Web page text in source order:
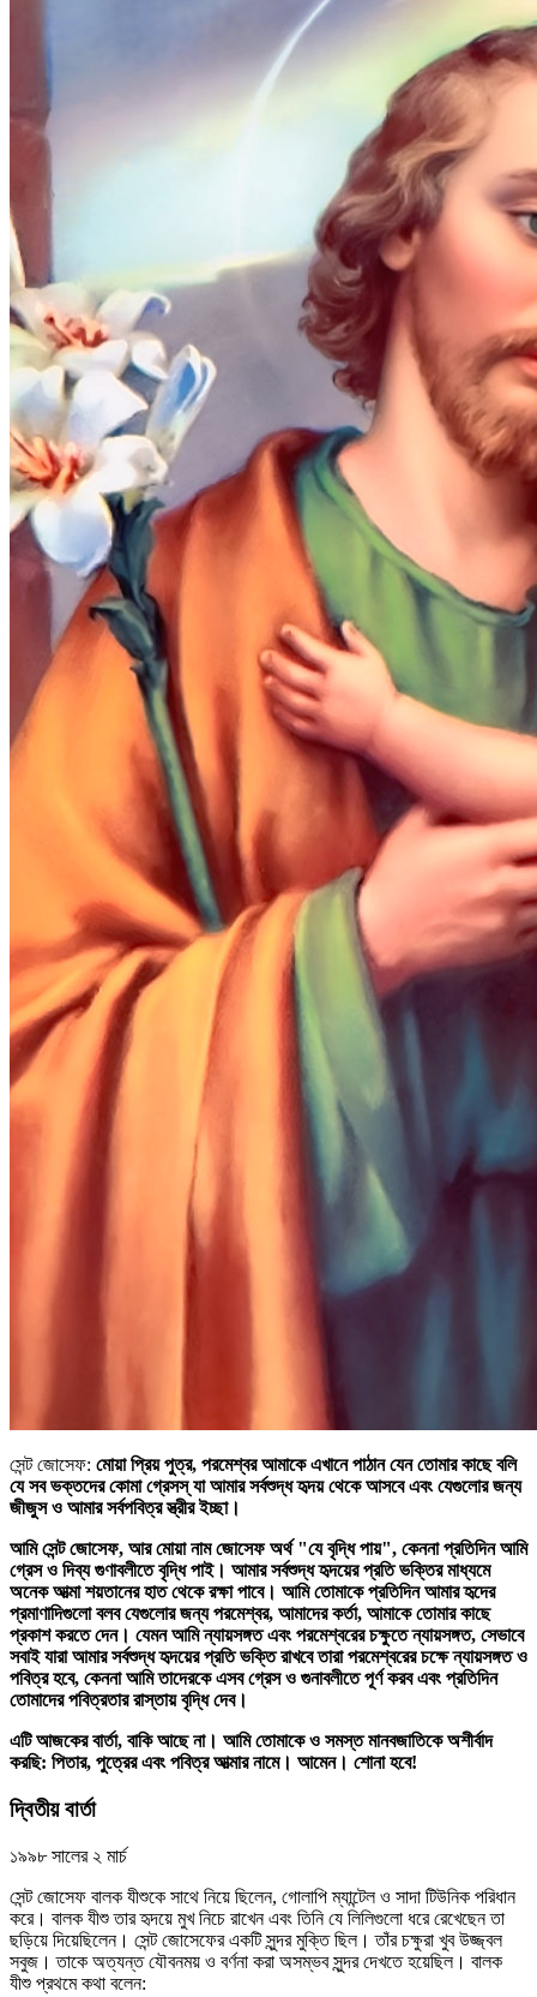
সেন্ট জোসেফ: মোয়া প্রিয় পুত্র, পরমেশ্বর আমাকে এখানে পাঠান যেন তোমার কাছে বলি
যে সব ভক্তদের কোমা গ্রেসস্‌ যা আমার সর্বশুদ্ধ হৃদয় থেকে আসবে এবং যেগুলোর জন্য
জীজুস ও আমার সর্বপবিত্র স্ত্রীর ইচ্ছা।
আমি সেন্ট জোসেফ, আর মোয়া নাম জোসেফ অর্থ "যে বৃদ্ধি পায়", কেননা প্রতিদিন আমি
গ্রেস ও দিব্য গুণাবলীতে বৃদ্ধি পাই। আমার সর্বশুদ্ধ হৃদয়ের প্রতি ভক্তির মাধ্যমে
অনেক আত্মা শয়তানের হাত থেকে রক্ষা পাবে। আমি তোমাকে প্রতিদিন আমার হৃদের
প্রমাণাদিগুলো বলব যেগুলোর জন্য পরমেশ্বর, আমাদের কর্তা, আমাকে তোমার কাছে
প্রকাশ করতে দেন। যেমন আমি ন্যায়সঙ্গত এবং পরমেশ্বরের চক্ষুতে ন্যায়সঙ্গত, সেভাবে
সবাই যারা আমার সর্বশুদ্ধ হৃদয়ের প্রতি ভক্তি রাখবে তারা পরমেশ্বরের চক্ষে ন্যায়সঙ্গত ও
পবিত্র হবে, কেননা আমি তাদেরকে এসব গ্রেস ও গুনাবলীতে পূর্ণ করব এবং প্রতিদিন
তোমাদের পবিত্রতার রাস্তায় বৃদ্ধি দেব।
এটি আজকের বার্তা, বাকি আছে না। আমি তোমাকে ও সমস্ত মানবজাতিকে অশীর্বাদ
করছি: পিতার, পুত্রের এবং পবিত্র আত্মার নামে। আমেন। শোনা হবে!
দ্বিতীয় বার্তা
১৯৯৮ সালের ২ মার্চ
সেন্ট জোসেফ বালক যীশুকে সাথে নিয়ে ছিলেন, গোলাপি ম্যান্টেল ও সাদা টিউনিক পরিধান
করে। বালক যীশু তার হৃদয়ে মুখ নিচে রাখেন এবং তিনি যে লিলিগুলো ধরে রেখেছেন তা
ছড়িয়ে দিয়েছিলেন। সেন্ট জোসেফের একটি সুন্দর মুক্তি ছিল। তাঁর চক্ষুরা খুব উজ্জ্বল
সবুজ। তাকে অত্যন্ত যৌবনময় ও বর্ণনা করা অসম্ভব সুন্দর দেখতে হয়েছিল। বালক
যীশু প্রথমে কথা বলেন: